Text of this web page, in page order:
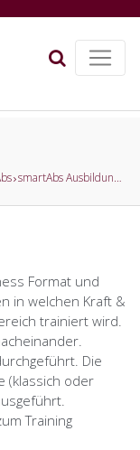
smartAbs Ausbildungstag
Format und
in welchen Kraft &
trainiert wird.
Die
(klassich oder
Training